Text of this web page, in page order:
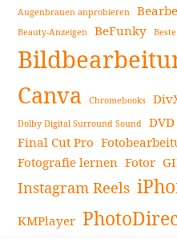
Augenbrauen anprobieren
Beauty-Anzeigen BeFunky
Canva Chromebooks
Dolby Digital Surround Sound
Final Cut Pro
Fotografie lernen Fotor
Instagram Reels
KMPlayer